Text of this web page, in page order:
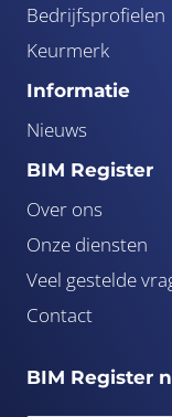
Bedrijfsprofielen
Keurmerk
Informatie
Nieuws
BIM Register
Over ons
Onze diensten
Veel gestelde
Contact
BIM Register